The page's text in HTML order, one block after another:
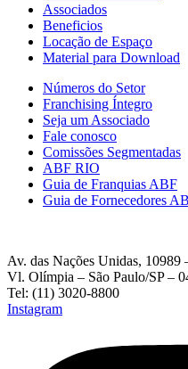
Associados
Beneficios
Locação de Espaço
Material para Download
Números do Setor
Franchising Íntegro
Seja um Associado
Fale conosco
Comissões Segmentadas
ABF RIO
Guia de Franquias ABF
Guia de Fornecedores
Av. das Nações Unidas, 10989
Vl. Olímpia – São Paulo/SP –
Tel: (11) 3020-8800
Instagram